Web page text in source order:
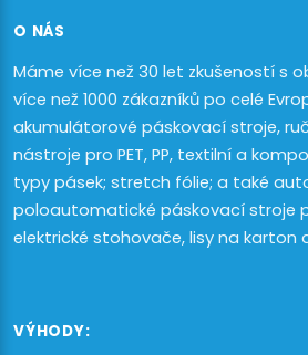
O NÁS
Máme více než 30 let zkušeností s
více než 1000 zákazníků po celé
akumulátorové páskovací stroje,
nástroje pro PET, PP, textilní a
typy pásek; stretch fólie; a také
poloautomatické páskovací stroje
elektrické stohovače, lisy na karton
VÝHODY: